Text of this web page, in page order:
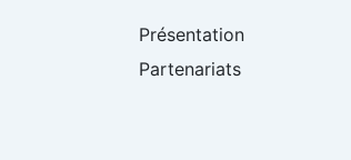
Présentation
Partenariats